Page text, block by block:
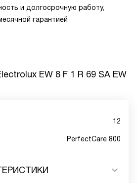
и долгосрочную работу,
гарантией
EW 8 F 1 R 69 SA EW
12
PerfectCare 800